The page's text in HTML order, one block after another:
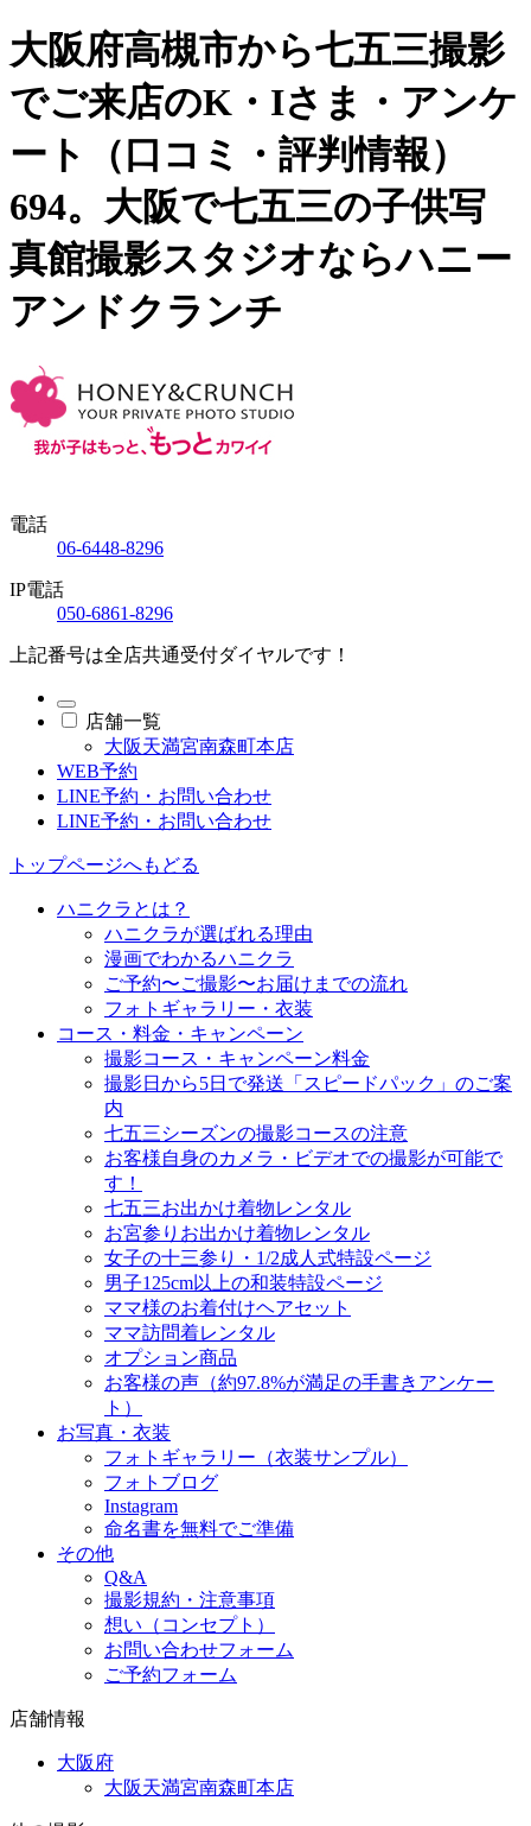
大阪府高槻市から七五三撮影
でご来店のK・Iさま・アンケ
ート（口コミ・評判情報）
694。大阪で七五三の子供写
真館撮影スタジオならハニー
アンドクランチ
電話
06-6448-8296
IP電話
050-6861-8296
上記番号は全店共通受付ダイヤルです！
店舗一覧
大阪天満宮南森町本店
WEB予約
LINE予約・お問い合わせ
LINE予約・お問い合わせ
トップページへもどる
ハニクラとは？
ハニクラが選ばれる理由
漫画でわかるハニクラ
ご予約〜ご撮影〜お届けまでの流れ
フォトギャラリー・衣装
コース・料金・キャンペーン
撮影コース・キャンペーン料金
撮影日から5日で発送「スピードパック」のご案
内
七五三シーズンの撮影コースの注意
お客様自身のカメラ・ビデオでの撮影が可能で
す！
七五三お出かけ着物レンタル
お宮参りお出かけ着物レンタル
女子の十三参り・1/2成人式特設ページ
男子125cm以上の和装特設ページ
ママ様のお着付けヘアセット
ママ訪問着レンタル
オプション商品
お客様の声（約97.8%が満足の手書きアンケー
ト）
お写真・衣装
フォトギャラリー（衣装サンプル）
フォトブログ
Instagram
命名書を無料でご準備
その他
Q&A
撮影規約・注意事項
想い（コンセプト）
お問い合わせフォーム
ご予約フォーム
店舗情報
大阪府
大阪天満宮南森町本店